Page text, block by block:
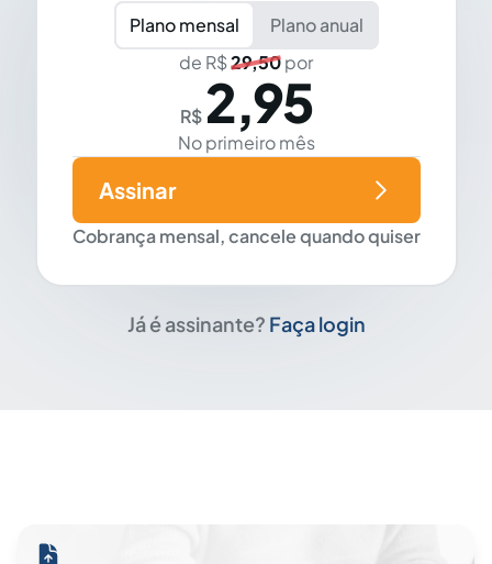
Plano mensal
Plano anual
de R$29,50por
R$ 2,95
No primeiro mês
Cobrança mensal, cancele quando quiser
Assinar
Já é assinante? Faça login